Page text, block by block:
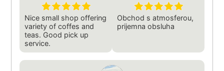
Nice small shop offering
variety of coffes and
teas. Good pick up
service.
Obchod s atmosferou,
prijemna obsluha